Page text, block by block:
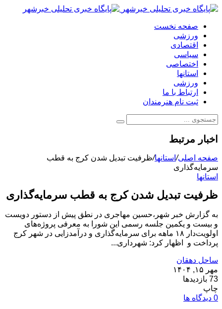
صفحه نخست
ورزشی
اقتصادی
سیاسی
اختصاصی
استانها
ورزشی
ارتباط با ما
ثبت نام هنرمندان
اخبار مرتبط
صفحه اصلی/استانها/ظرفیت تبدیل شدن کرج به قطب
سرمایه‌گذاری
استانها
ظرفیت تبدیل شدن کرج به قطب سرمایه‌گذاری
به گزارش خبر شهر،حسین مهاجری در نطق پیش از دستور دویست
و بیست و یکمین جلسه رسمی این شورا به معرفی پروژه‌های
اولویت‌دار ۱۸ ماهه برای سرمایه‌گذاری و درآمدزایی در شهر کرج
پرداخت و اظهار کرد: شهرداری...
ساحل دهقان
مهر ۱۵, ۱۴۰۴
73 بازدیدها
چاپ
0 دیدگاه ها